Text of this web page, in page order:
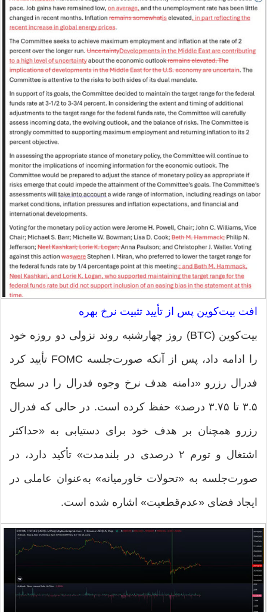
افت بیت‌کوین پس از تأیید تثبیت نرخ بهره
بیت‌کوین (BTC) روز چهارشنبه روند نزولی دو روزه خود
را ادامه داد، پس از آنکه صورت‌جلسه FOMC تأیید کرد
فدرال رزرو «دامنه هدف نرخ وجوه فدرال را در سطح
۳.۵ تا ۳.۷۵ درصد» حفظ کرده است. در حالی که فدرال
رزرو همچنان بر هدف خود برای دستیابی به «حداکثر
اشتغال و تورم ۲ درصدی در بلندمدت» تأکید دارد، در
صورت‌جلسه به «تحولات خاورمیانه» به‌عنوان عاملی در
ایجاد فضای «عدم‌قطعیت» اشاره شده است.